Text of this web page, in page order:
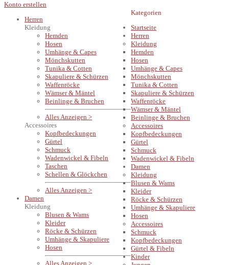
Konto erstellen
Herren
Kleidung
Hemden
Hosen
Umhänge & Capes
Mönchskutten
Tunika & Cotten
Skapuliere & Schürzen
Waffenröcke
Wämser & Mäntel
Beinlinge & Bruchen
Alles Anzeigen >
Accessoires
Kopfbedeckungen
Gürtel
Schmuck
Wadenwickel & Fibeln
Taschen
Schellen & Glöckchen
Alles Anzeigen >
Damen
Kleidung
Blusen & Wams
Kleider
Röcke & Schürzen
Umhänge & Skapuliere
Hosen
Alles Anzeigen >
Kategorien
Startseite
Herren
Kleidung
Hemden
Hosen
Umhänge & Capes
Mönchskutten
Tunika & Cotten
Skapuliere & Schürzen
Waffenröcke
Wämser & Mäntel
Beinlinge & Bruchen
Accessoires
Kopfbedeckungen
Gürtel
Schmuck
Wadenwickel & Fibeln
Damen
Kleidung
Blusen & Wams
Kleider
Röcke & Schürzen
Umhänge & Skapuliere
Hosen
Accessoires
Schmuck
Kopfbedeckungen
Gürtel & Fibeln
Kinder